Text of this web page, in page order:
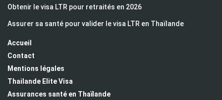
Obtenir le visa LTR pour retraités en 2026
Assurer sa santé pour valider le visa LTR en Thaïlande
Accueil
Contact
Mentions légales
Thailande Elite Visa
Assurances santé en Thaïlande